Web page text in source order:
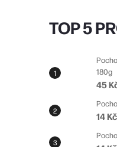
P
s
t
r
a
n
TOP 5
180g
45
14 Kč